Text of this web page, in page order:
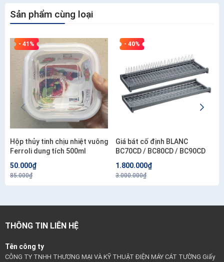
Sản phẩm cùng loại
- 41%
Hộp thủy tinh chịu nhiệt vuông
Ferroli dung tích 500ml
50.000₫
85.000₫
- 40%
Giá bát cố định BLANC
BC70CD / BC80CD / BC90CD
1.800.000₫
3.000.000₫
THÔNG TIN LIÊN HỆ
Tên công ty
CÔNG TY TNHH THƯƠNG MẠI VÀ KỸ THUẬT ĐIỆN MÁY CÁT TƯỜNG Giấy